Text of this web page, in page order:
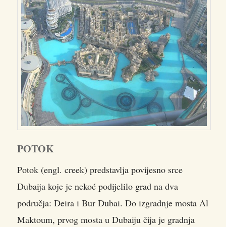
POTOK
Potok (engl. creek) predstavlja povijesno srce
Dubaija koje je nekoć podijelilo grad na dva
područja: Deira i Bur Dubai. Do izgradnje mosta Al
Maktoum, prvog mosta u Dubaiju čija je gradnja